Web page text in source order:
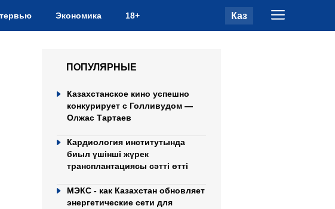
Экономика 18+ Каз
ПОПУЛЯРНЫЕ
Казахстанское кино успешно
конкурирует с Голливудом —
Олжас Тартаев
Кардиология институтында
биыл үшінші жүрек
трансплантациясы сәтті өтті
МЭКС - как Казахстан обновляет
энергетические сети для